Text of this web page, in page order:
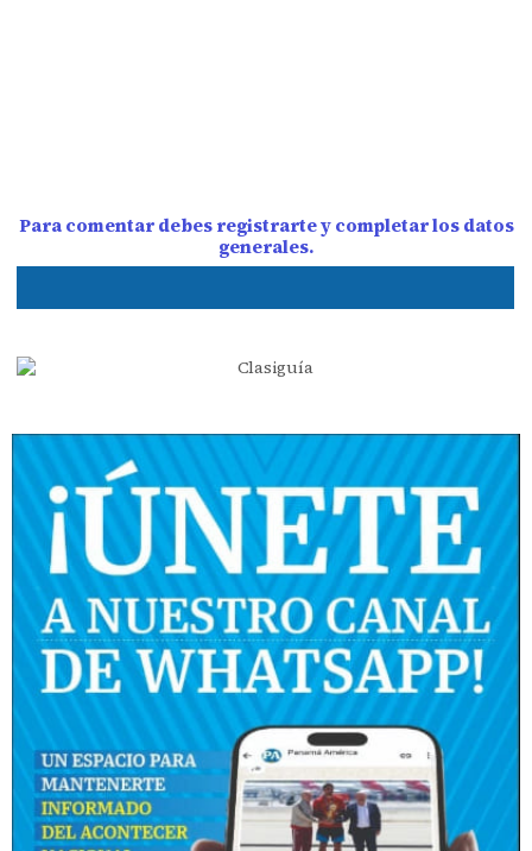
Para comentar debes registrarte y completar los datos
generales.